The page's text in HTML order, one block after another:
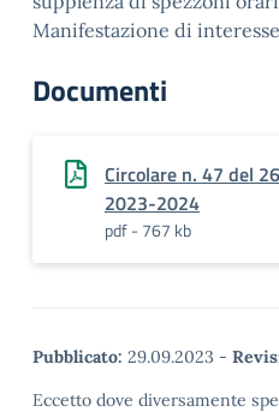
Manifestazione di
Documenti
Circolare n. 47 del
2023-2024
pdf - 767 kb
Pubblicato: 29.09.2023 -
Eccetto dove diversamente